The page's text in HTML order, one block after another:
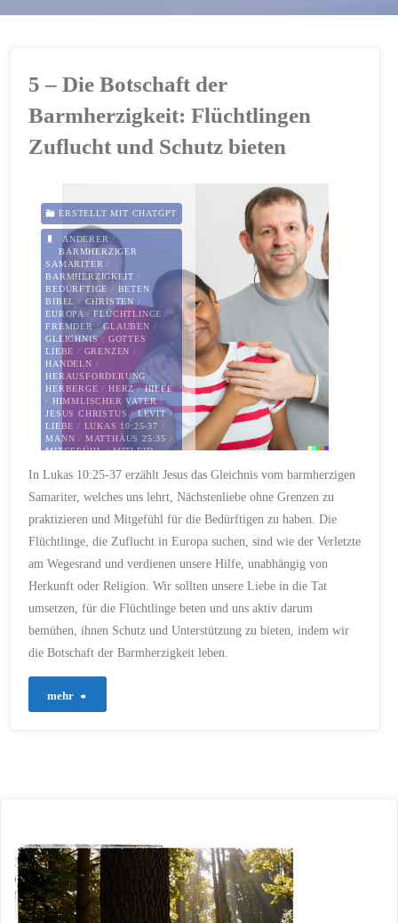
5 – Die Botschaft der
Barmherzigkeit: Flüchtlingen
Zuflucht und Schutz bieten
ERSTELLT MIT CHATGPT
ANDERER /
BARMHERZIGER
SAMARITER /
BARMHERZIGKEIT /
BEDÜRFTIGE / BETEN /
BIBEL / CHRISTEN /
EUROPA /FLÜCHTLINGE /
FREMDER/GLAUBEN /
GLEICHNIS/ GOTTES
LIEBE / GRENZEN /
HANDELN /
HERAUSFORDERUNG/
HERBERGE / HERZ/HILFE
/ HIMMLISCHER VATER/
JESUS CHRISTUS /LEVIT/
LIEBE / LUKAS 10:25-37 /
MANN / MATTHÄUS 25:35 /
MITGEFÜHL/MITLEID/
NATIONALITÄT/PFLICHT/
PRIESTER/RÄUBER /
RELIGION
SCHUTZ
/
SICHERHEIT/TAT/
VERLETZT/WEG/
WEISHEIT
WUNDEN
19. SEPTEMBER 2023
In Lukas 10:25-37 erzählt Jesus das Gleichnis vom barmherzigen
Samariter, welches uns lehrt, Nächstenliebe ohne Grenzen zu
praktizieren und Mitgefühl für die Bedürftigen zu haben. Die
Flüchtlinge, die Zuflucht in Europa suchen, sind wie der Verletzte
am Wegesrand und verdienen unsere Hilfe, unabhängig von
Herkunft oder Religion. Wir sollten unsere Liebe in die Tat
umsetzen, für die Flüchtlinge beten und uns aktiv darum
bemühen, ihnen Schutz und Unterstützung zu bieten, indem wir
die Botschaft der Barmherzigkeit leben.
mehr
Barmherzigkeit:
Flüchtlingen